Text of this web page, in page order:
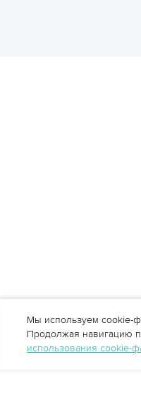
Мы используем cookie-
Продолжая навигацию
использования cookie-